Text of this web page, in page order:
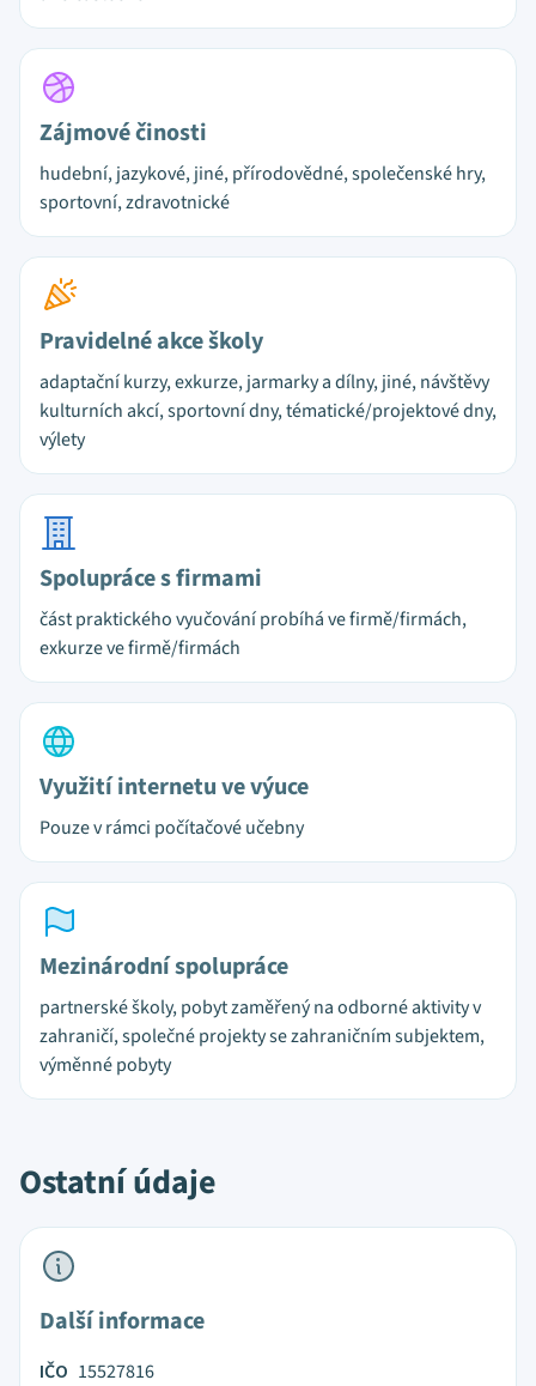
Zájmové činosti
hudební, jazykové, jiné, přírodovědné, společenské hry,
sportovní, zdravotnické
Pravidelné akce školy
adaptační kurzy, exkurze, jarmarky a dílny, jiné, návštěvy
kulturních akcí, sportovní dny, tématické/projektové dny,
výlety
Spolupráce s firmami
část praktického vyučování probíhá ve firmě/firmách,
exkurze ve firmě/firmách
Využití internetu ve výuce
Pouze v rámci počítačové učebny
Mezinárodní spolupráce
partnerské školy, pobyt zaměřený na odborné aktivity v
zahraničí, společné projekty se zahraničním subjektem,
výměnné pobyty
Ostatní údaje
Další informace
IČO 15527816